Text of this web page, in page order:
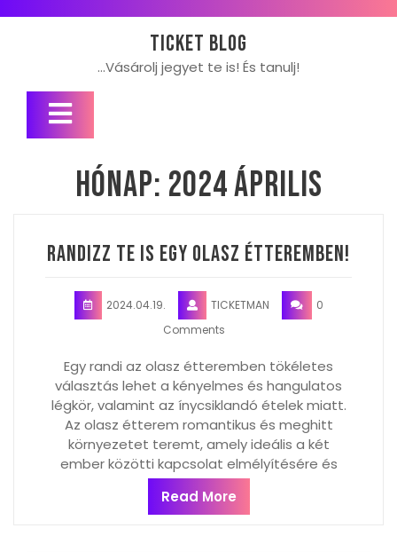
Ticket blog
…Vásárolj jegyet te is! És tanulj!
Open
Hónap: 2024 április
Randizz Te is egy olasz étteremben!
2024.04.19. TICKETMAN
0
Comments
Egy randi az olasz étteremben tökéletes
választás lehet a kényelmes és hangulatos
légkör, valamint az ínycsiklandó ételek miatt.
Az olasz étterem romantikus és meghitt
környezetet teremt, amely ideális a két
ember közötti kapcsolat elmélyítésére és
Read More